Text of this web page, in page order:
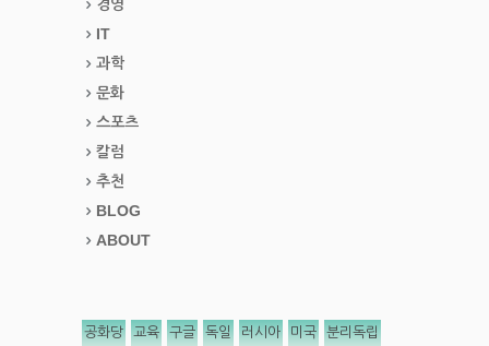
경영
IT
과학
문화
스포츠
칼럼
추천
BLOG
ABOUT
공화당 교육 구글 독일 러시아 미국 분리독립